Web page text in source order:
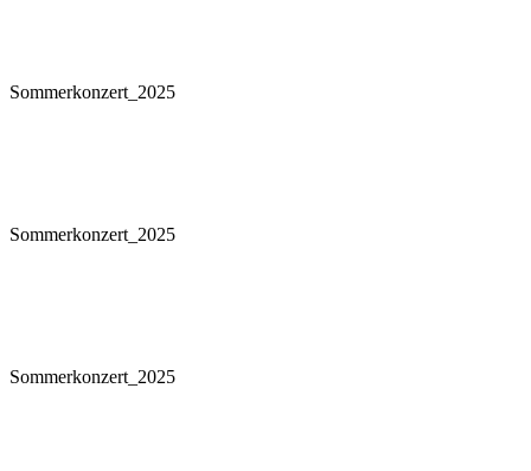
Sommerkonzert_2025
Sommerkonzert_2025
Sommerkonzert_2025